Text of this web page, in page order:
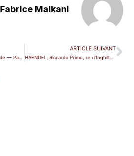
Fabrice Malkani
ARTICLE SUIVANT
HAENDEL, Riccardo Primo, re d’Inghilterra — Karlsruhe